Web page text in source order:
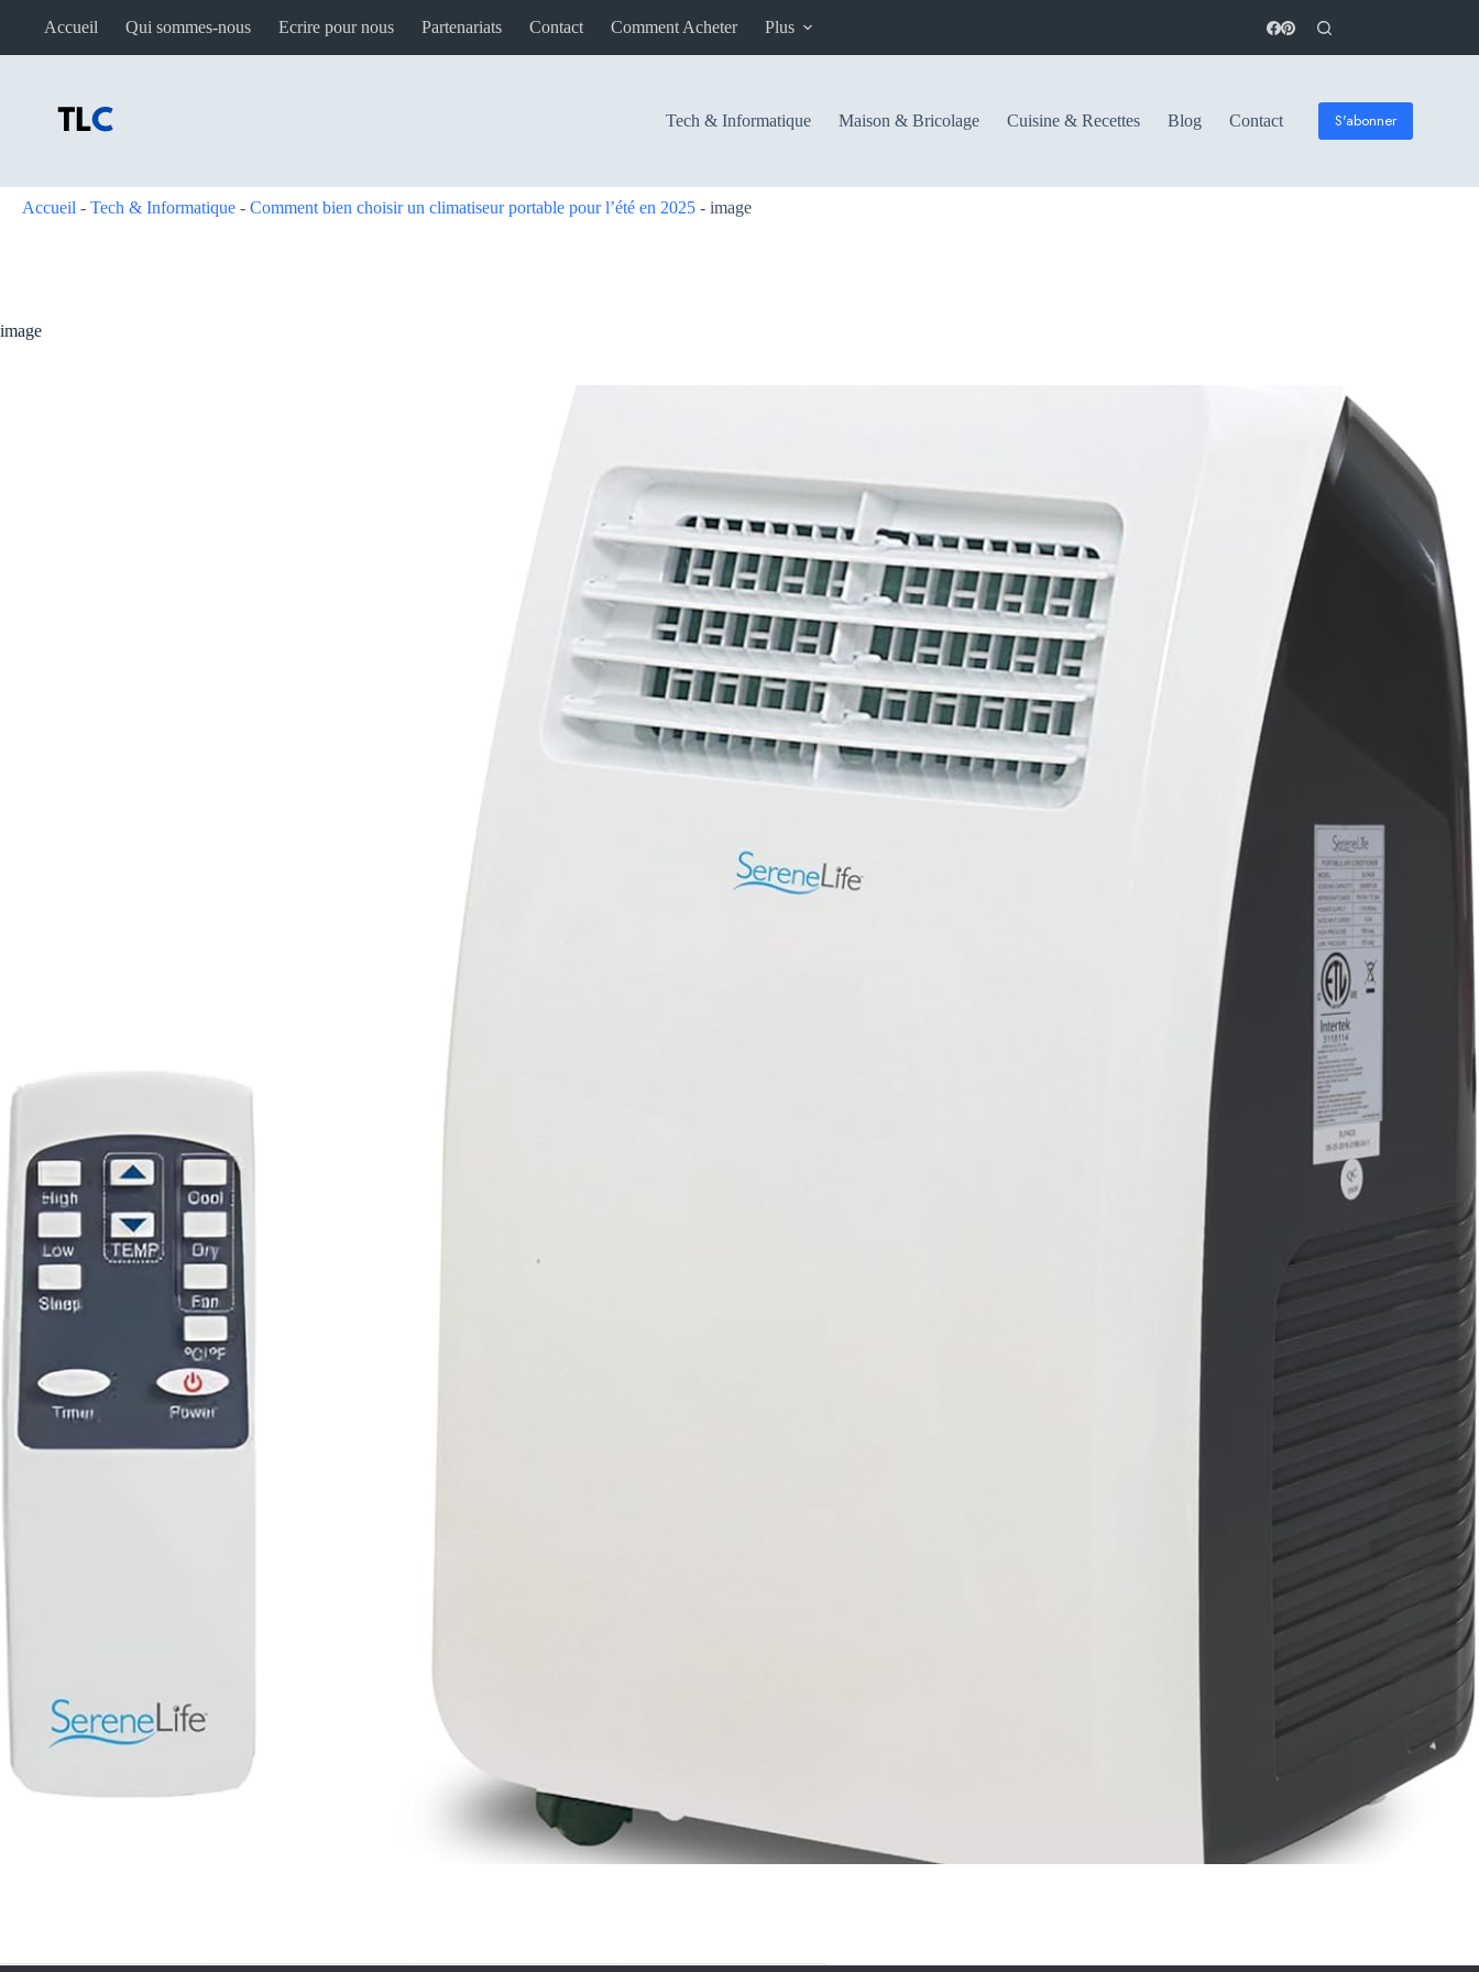
Accueil Qui sommes-nous Ecrire pour nous Partenariats Contact Comment Acheter Plus
Tech & Informatique Maison & Bricolage Cuisine & Recettes Blog Contact S'abonner
Accueil - Tech & Informatique - Comment bien choisir un climatiseur portable pour l’été en 2025 - image
image